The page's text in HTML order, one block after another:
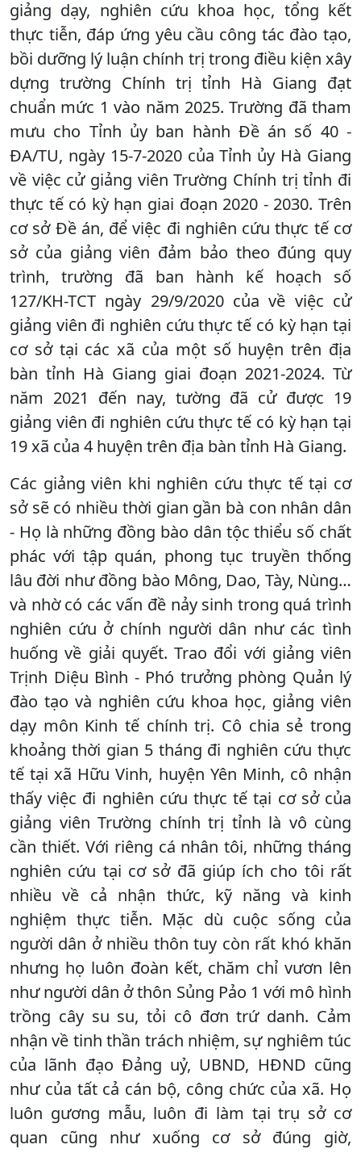
giảng dạy, nghiên cứu khoa học, tổng kết
thực tiễn, đáp ứng yêu cầu công tác đào tạo,
bồi dưỡng lý luận chính trị trong điều kiện xây
dựng trường Chính trị tỉnh Hà Giang đạt
chuẩn mức 1 vào năm 2025. Trường đã tham
mưu cho Tỉnh ủy ban hành Đề án số 40 -
ĐA/TU, ngày 15-7-2020 của Tỉnh ủy Hà Giang
về việc cử giảng viên Trường Chính trị tỉnh đi
thực tế có kỳ hạn giai đoạn 2020 - 2030. Trên
cơ sở Đề án, để việc đi nghiên cứu thực tế cơ
sở của giảng viên đảm bảo theo đúng quy
trình, trường đã ban hành kế hoạch số
127/KH-TCT ngày 29/9/2020 của về việc cử
giảng viên đi nghiên cứu thực tế có kỳ hạn tại
cơ sở tại các xã của một số huyện trên địa
bàn tỉnh Hà Giang giai đoạn 2021-2024. Từ
năm 2021 đến nay, tường đã cử được 19
giảng viên đi nghiên cứu thực tế có kỳ hạn tại
19 xã của 4 huyện trên địa bàn tỉnh Hà Giang.
Các giảng viên khi nghiên cứu thực tế tại cơ
sở sẽ có nhiều thời gian gần bà con nhân dân
- Họ là những đồng bào dân tộc thiểu số chất
phác với tập quán, phong tục truyền thống
lâu đời như đồng bào Mông, Dao, Tày, Nùng…
và nhờ có các vấn đề nảy sinh trong quá trình
nghiên cứu ở chính người dân như các tình
huống về giải quyết. Trao đổi với giảng viên
Trịnh Diệu Bình - Phó trưởng phòng Quản lý
đào tạo và nghiên cứu khoa học, giảng viên
dạy môn Kinh tế chính trị. Cô chia sẻ trong
khoảng thời gian 5 tháng đi nghiên cứu thực
tế tại xã Hữu Vinh, huyện Yên Minh, cô nhận
thấy việc đi nghiên cứu thực tế tại cơ sở của
giảng viên Trường chính trị tỉnh là vô cùng
cần thiết. Với riêng cá nhân tôi, những tháng
nghiên cứu tại cơ sở đã giúp ích cho tôi rất
nhiều về cả nhận thức, kỹ năng và kinh
nghiệm thực tiễn. Mặc dù cuộc sống của
người dân ở nhiều thôn tuy còn rất khó khăn
nhưng họ luôn đoàn kết, chăm chỉ vươn lên
như người dân ở thôn Sủng Pảo 1 với mô hình
trồng cây su su, tỏi cô đơn trứ danh. Cảm
nhận về tinh thần trách nhiệm, sự nghiêm túc
của lãnh đạo Đảng uỷ, UBND, HĐND cũng
như của tất cả cán bộ, công chức của xã. Họ
luôn gương mẫu, luôn đi làm tại trụ sở cơ
quan cũng như xuống cơ sở đúng giờ,